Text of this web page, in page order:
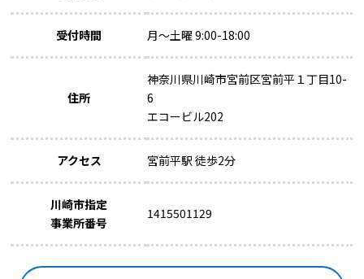
受付時間 月～土曜 9:00-18:00
住所
神奈川県川崎市宮前区宮前平１丁目10-
6
エコービル202
アクセス 宮前平駅 徒歩2分
川崎市指定
事業所番号
1415501129